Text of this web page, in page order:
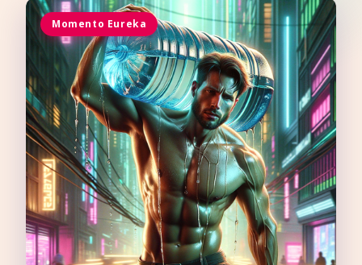
Momento Eureka